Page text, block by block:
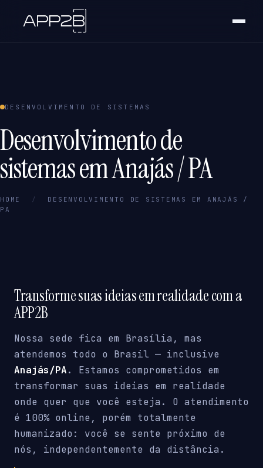
DESENVOLVIMENTO DE SISTEMAS
Desenvolvimento de
sistemas em Anajás / PA
HOME /
DESENVOLVIMENTO DE SISTEMAS EM ANAJÁS /
PA
Transforme suas ideias em realidade com a
APP2B
Nossa sede fica em Brasília, mas
atendemos todo o Brasil — inclusive
Anajás/PA. Estamos comprometidos em
transformar suas ideias em realidade
onde quer que você esteja. O atendimento
é 100% online, porém totalmente
humanizado: você se sente próximo de
nós, independentemente da distância.